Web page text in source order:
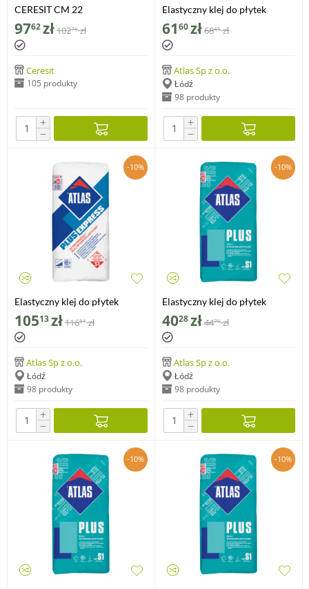
CERESIT CM 22
wysokoelastyczna zaprawa
klejąca do klejenia płyt
wielkoformatowych, 20 kg
9762zł10276 zł
Ceresit
105 produkty
+
−
Elastyczny klej do płytek
ATLAS ELASTYK, 25 kg
6160zł6845 zł
Atlas Sp z o.o.
Łódź
98 produkty
+
−
-10%
Elastyczny klej do płytek
ATLAS PLUS EXPRESS, 25 kg
10513zł11681 zł
Atlas Sp z o.o.
Łódź
98 produkty
+
−
-10%
Elastyczny klej do płytek
ATLAS PLUS, 5 kg
4028zł4476 zł
Atlas Sp z o.o.
Łódź
98 produkty
+
−
-10% -10%